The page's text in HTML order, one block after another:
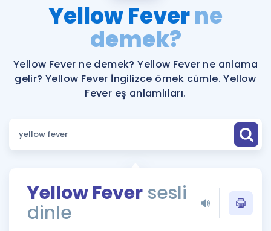
Şifremi Hatırlamıyorum
Katılımcı Görüşleri
Faydalı Araçlar
Ücretsiz Kaynaklar
ÖSYM Sınav Takvimi
Kampanyalar
İngilizce Gramer
Yellow Feverne
demek?
Yellow Fever ne demek? Yellow Fever ne anlama
gelir? Yellow Fever İngilizce örnek cümle. Yellow
Fever eş anlamlıları.
Yellow Fever sesli
dinle